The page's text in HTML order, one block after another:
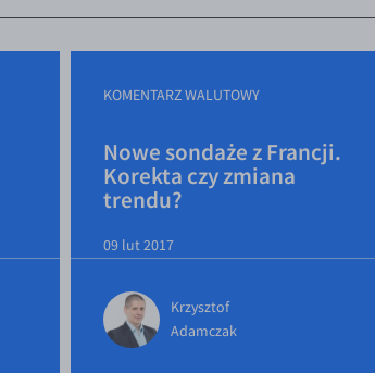
KOMENTARZ WALUTOWY
Nowe sondaże z Francji.
Korekta czy zmiana
trendu?
09 lut 2017
Krzysztof
Adamczak